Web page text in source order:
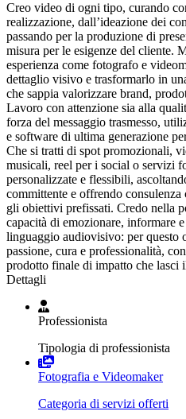
Creo video di ogni tipo, curando
realizzazione, dall’ideazione dei
passando per la produzione di
misura per le esigenze del cliente.
esperienza come fotografo e
dettaglio visivo e trasformarlo in
che sappia valorizzare brand,
Lavoro con attenzione sia alla
forza del messaggio trasmesso,
e software di ultima generazione
Che si tratti di spot promozionali,
musicali, reel per i social o servizi
personalizzate e flessibili,
committente e offrendo
gli obiettivi prefissati. Credo nella
capacità di emozionare, informare
linguaggio audiovisivo: per questo
passione, cura e professionalità,
prodotto finale di impatto che lasci
Dettagli
Professionista
Tipologia di professionista
Fotografia e Videomaker
Categoria di servizi offerti